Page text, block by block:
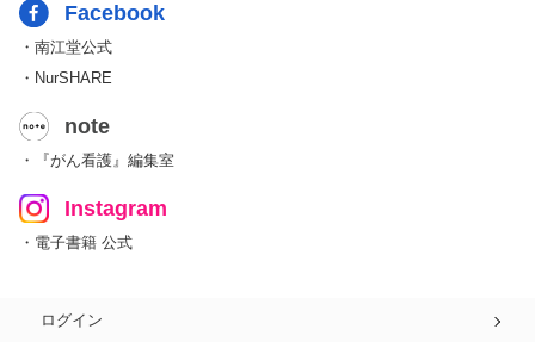
Facebook
・南江堂公式
・NurSHARE
note
・『がん看護』編集室
Instagram
・電子書籍 公式
ログイン